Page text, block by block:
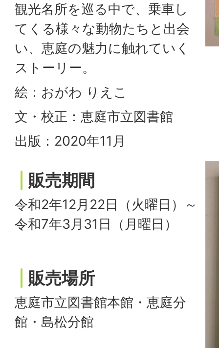
観光名所を巡る中で、乗車し
てくる様々な動物たちと出会
い、恵庭の魅力に触れていく
ストーリー。
絵：おがわ りえこ
文・校正：恵庭市立図書館
出版：2020年11月
販売期間
令和2年12月22日（火曜日）～
令和7年3月31日（月曜日）
販売場所
恵庭市立図書館本館・恵庭分
館・島松分館